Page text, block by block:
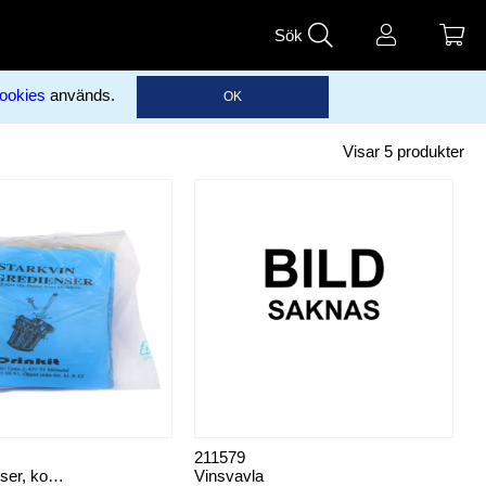
Sök
används. OK
Visar 5 produkter
Viningredienser, komplett Vinsvavla
211579